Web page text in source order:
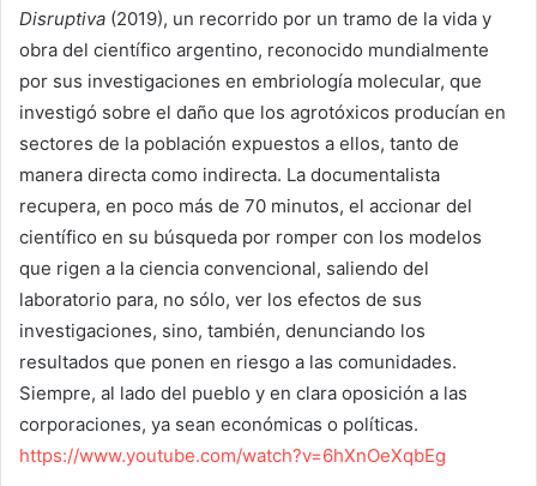
Disruptiva (2019), un recorrido por un tramo de la vida y
obra del científico argentino, reconocido mundialmente
por sus investigaciones en embriología molecular, que
investigó sobre el daño que los agrotóxicos producían en
sectores de la población expuestos a ellos, tanto de
manera directa como indirecta. La documentalista
recupera, en poco más de 70 minutos, el accionar del
científico en su búsqueda por romper con los modelos
que rigen a la ciencia convencional, saliendo del
laboratorio para, no sólo, ver los efectos de sus
investigaciones, sino, también, denunciando los
resultados que ponen en riesgo a las comunidades.
Siempre, al lado del pueblo y en clara oposición a las
corporaciones, ya sean económicas o políticas.
https://www.youtube.com/watch?v=6hXnOeXqbEg